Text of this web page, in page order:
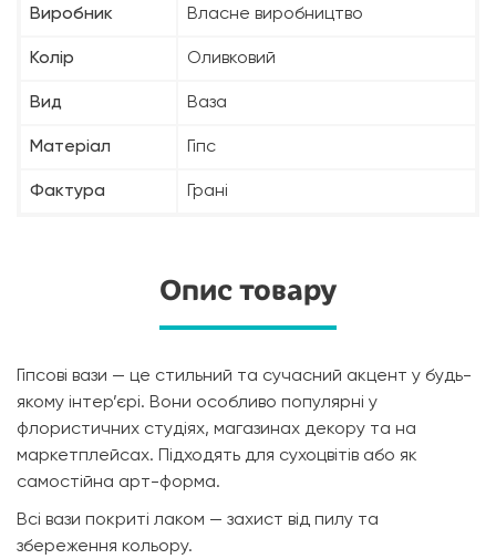
Виробник Власне виробництво
Колір Оливковий
Вид Ваза
Матеріал Гіпс
Фактура Грані
Опис товару
Гіпсові вази — це стильний та сучасний акцент у будь-
якому інтер’єрі. Вони особливо популярні у
флористичних студіях, магазинах декору та на
маркетплейсах. Підходять для сухоцвітів або як
самостійна арт-форма.
Всі вази покриті лаком — захист від пилу та
збереження кольору.